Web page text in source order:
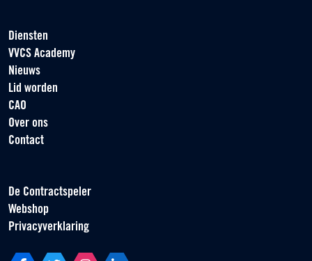
Diensten
VVCS Academy
Nieuws
Lid worden
CAO
Over ons
Contact
De Contractspeler
Webshop
Privacyverklaring